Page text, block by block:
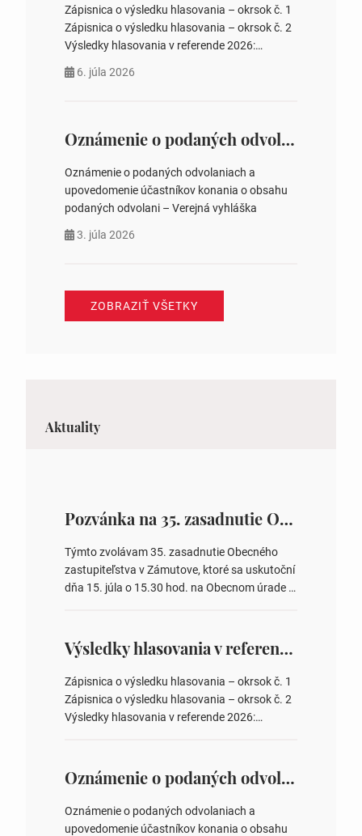
obecného pozemku –…
Zápisnica o výsledku hlasovania – okrsok č. 1
Zápisnica o výsledku hlasovania – okrsok č. 2
Výsledky hlasovania v referende 2026:
na hlasovaní https://www.volbysr.sk/…
6. júla 2026
Oznámenie o podaných odvolaniach a upovedomenie účastníkov konania o obsahu podaných odvolani – Verejná vyhláška
Oznámenie o podaných odvolaniach a
upovedomenie účastníkov konania o obsahu
podaných odvolani – Verejná vyhláška
3. júla 2026
ZOBRAZIŤ VŠETKY
Aktuality
Pozvánka na 35. zasadnutie OZ v Zámutove
Týmto zvolávam 35. zasadnutie Obecného
zastupiteľstva v Zámutove, ktoré sa uskutoční
dňa 15. júla o 15.30 hod. na Obecnom úrade v
overovateľov zápisnice 3. Určenie volebných
obvodov pre voľby poslancov obecných
zastupiteľstiev, počtu poslancov obecných
zastupiteľstiev v nich 4. Schválenie odpredaja
obecného pozemku –…
Výsledky hlasovania v referende 2026
Zápisnica o výsledku hlasovania – okrsok č. 1
Zápisnica o výsledku hlasovania – okrsok č. 2
Výsledky hlasovania v referende 2026:
ysledky.html
Oznámenie o podaných odvolaniach a upovedomenie účastníkov konania o obsahu podaných odvolani – Verejná vyhláška
Oznámenie o podaných odvolaniach a
upovedomenie účastníkov konania o obsahu